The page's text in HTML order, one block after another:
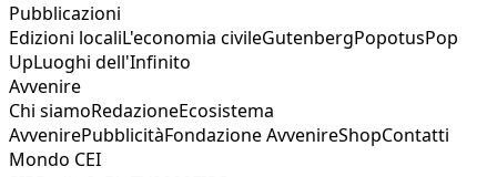
Pubblicazioni
Edizioni localiL'economia civileGutenbergPopotusPop
UpLuoghi dell'Infinito
Avvenire
Chi siamoRedazioneEcosistema
AvvenirePubblicitàFondazione AvvenireShopContatti
Mondo CEI